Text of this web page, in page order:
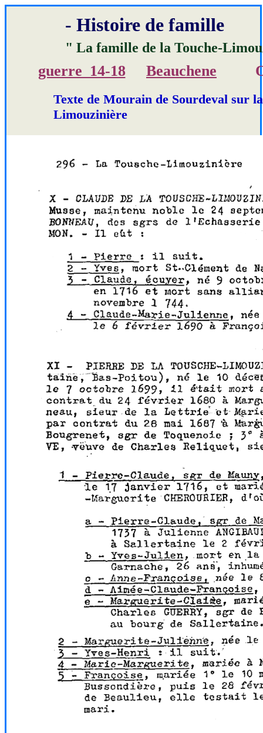
- Histoire de famille
" La famille de la Touche-
guerre_14-18 Beauchene
Texte de Mourain de Sourdeval sur
Limouzinière